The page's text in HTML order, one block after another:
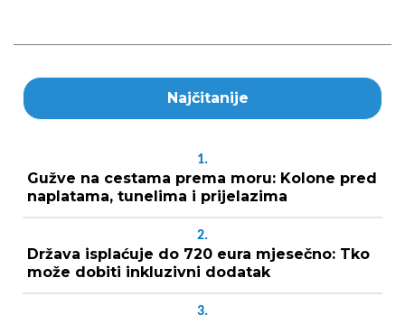
Najčitanije
1.
Gužve na cestama prema moru: Kolone pred
naplatama, tunelima i prijelazima
2.
Država isplaćuje do 720 eura mjesečno: Tko
može dobiti inkluzivni dodatak
3.